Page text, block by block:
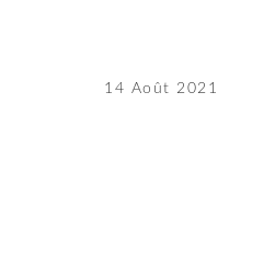
14 Août 2021